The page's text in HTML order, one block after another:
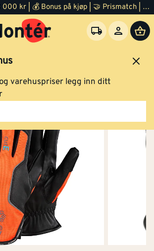
🚚 Fri frakt over 20 000 kr | 💰 Bonus på kjøp | 🤝 Prismatch | ⭐ 100% fornøyd garanti | 🏪 140 byggevarehus
varehuspriser legg inn ditt